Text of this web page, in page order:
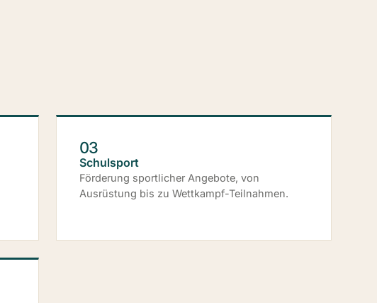
03
Schulsport
Förderung sportlicher Angebote, von
Ausrüstung bis zu Wettkampf-Teilnahmen.